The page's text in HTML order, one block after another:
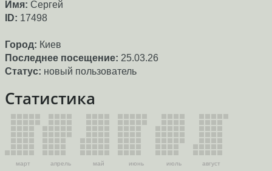
Имя: Сергей
ID: 17498
Город: Киев
Последнее посещение: 25.03.26
Статус: новый пользователь
Статистика
март апрель май июнь июль август